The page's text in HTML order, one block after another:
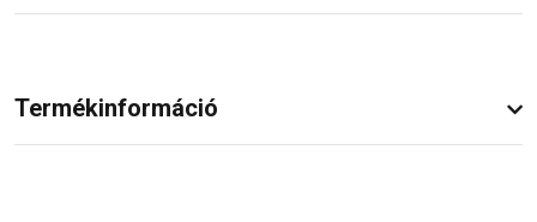
Termékinformáció